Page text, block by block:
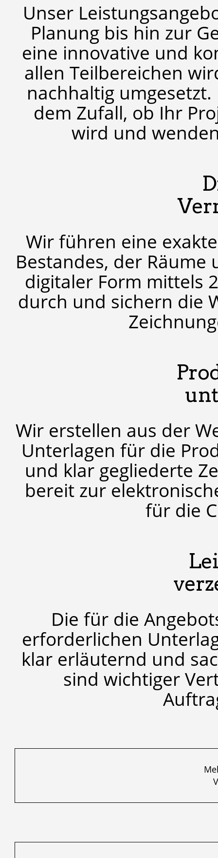
Unser
Planung bis hin zur
eine innovative und
allen Teilbereichen
nachhaltig
dem Zufall, ob Ihr
wird und
Wir führen eine
Bestandes, der
digitaler Form mittels
durch und sichern die
Wir erstellen aus der
Unterlagen für die
und klar gegliederte
bereit zur
für die
Die für die
erforderlichen
klar erläuternd und
sind wichtiger